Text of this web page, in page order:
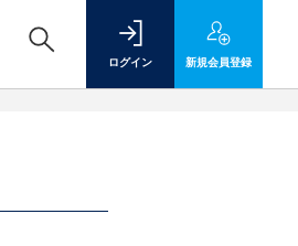
ログイン 新規会員登録